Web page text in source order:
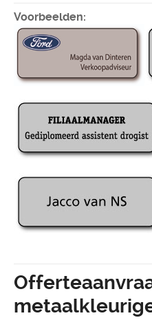
Voorbeelden: